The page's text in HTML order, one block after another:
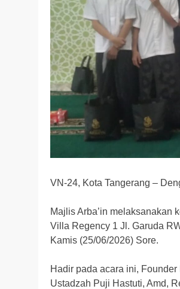
VN-24, Kota Tangerang –
Majlis Arba’in melaksanakan
Villa Regency 1 Jl. Garuda
Kamis (25/06/2026) Sore.
Hadir pada acara ini,
Ustadzah Puji Hastuti, Amd,